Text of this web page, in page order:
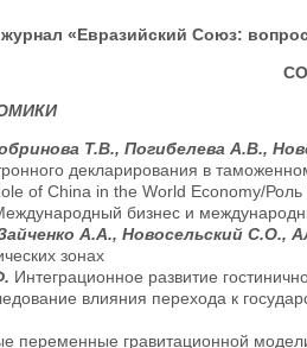
«Евразийский Союз:
Т.В., Погибелева А.В.,
декларирования в
of China in the World Economy/
бизнес и
А.А., Новосельский С.О.,
зонах
Интеграционное развитие
влияния перехода к
переменные гравитационной